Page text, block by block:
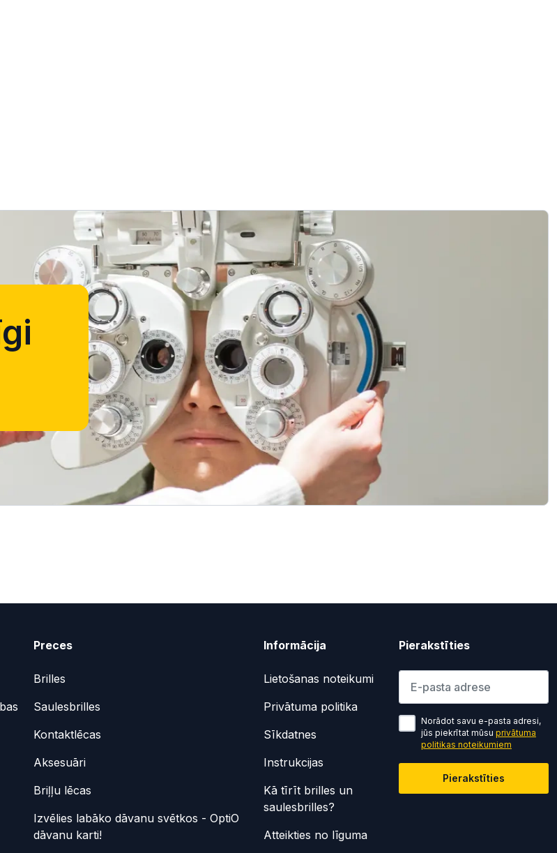
Preces
Brilles
Saulesbrilles
Kontaktlēcas
Aksesuāri
Briļļu lēcas
Izvēlies labāko dāvanu svētkos - OptiO
dāvanu karti!
Informācija
Lietošanas noteikumi
Privātuma politika
Sīkdatnes
Instrukcijas
Kā tīrīt brilles un
saulesbrilles?
Atteikties no līguma
Pierakstīties
Lūdzu ievadiet e-pasta adresi
Norādot savu e-pasta adresi,
jūs piekrītat mūsu privātuma
politikas noteikumiem
Pierakstīties